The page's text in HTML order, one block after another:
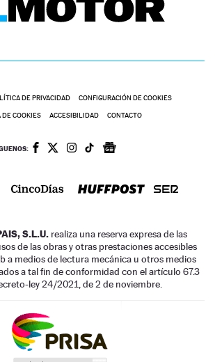
DE PRIVACIDAD CONFIGURACIÓN DE COOKIES
COOKIES ACCESIBILIDAD CONTACTO
S.L.U. realiza una reserva expresa de las
de las obras y otras prestaciones accesibles
a medios de lectura mecánica u otros medios
a tal fin de conformidad con el artículo 67.3
ley 24/2021, de 2 de noviembre.